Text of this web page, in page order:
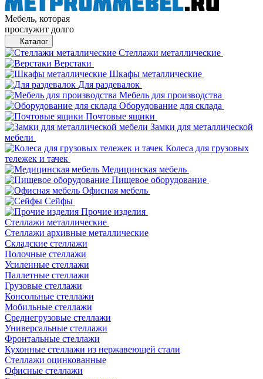
Мебель, которая
прослужит долго
Каталог
Стеллажи металлические
Верстаки
Шкафы металлические
Для раздевалок
Мебель для производства
Оборудование для склада
Почтовые ящики
Замки для металлической
мебели
Колеса для грузовых
тележек и тачек
Медицинская мебель
Пищевое оборудование
Офисная мебель
Сейфы
Прочие изделия
Стеллажи металлические
Cтеллажи архивные металлические
Складские стеллажи
Полочные стеллажи
Усиленные стеллажи
Паллетные стеллажи
Грузовые стеллажи
Консольные стеллажи
Мобильные стеллажи
Среднегрузовые стеллажи
Универсальные стеллажи
Фронтальные стеллажи
Кухонные стеллажи из нержавеющей стали
Стеллажи оцинкованные
Офисные стеллажи